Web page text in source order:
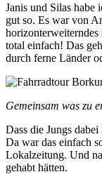
Janis und Silas habe
gut so. Es war von
total einfach! Das
durch ferne Länder
Gemeinsam was zu
Dass die Jungs
Da war das einfach
Lokalzeitung. Und
gehabt hätten.